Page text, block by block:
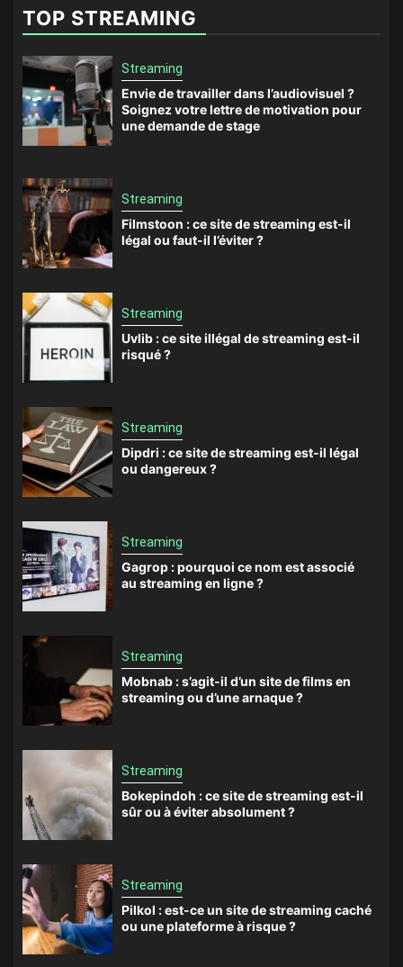
TOP STREAMING
Streaming
Envie de travailler dans l’audiovisuel ?
Soignez votre lettre de motivation pour
une demande de stage
Streaming
Filmstoon : ce site de streaming est-il
légal ou faut-il l’éviter ?
Streaming
Uvlib : ce site illégal de streaming est-il
risqué ?
Streaming
Dipdri : ce site de streaming est-il légal
ou dangereux ?
Streaming
Gagrop : pourquoi ce nom est associé
au streaming en ligne ?
Streaming
Mobnab : s’agit-il d’un site de films en
streaming ou d’une arnaque ?
Streaming
Bokepindoh : ce site de streaming est-il
sûr ou à éviter absolument ?
Streaming
Pilkol : est-ce un site de streaming caché
ou une plateforme à risque ?